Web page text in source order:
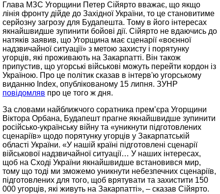
Глава МЗС Угорщини Петер Сійярто вважає, що якщо
лінія фронту дійде до Західної України, то це становитиме
серйозну загрозу для Будапешта. Тому в його інтересах
якнайшвидше зупинити бойові дії. Сійярто не вдаючись до
натяків заявив, що Угорщина має сценарії «воєнної
надзвичайної ситуації» з метою захисту і порятунку
угорців, які проживають на Закарпатті. Він також
припустив, що угорські військові можуть перейти кордон із
Україною. Про це політик сказав в інтерв'ю угорському
виданню Index, опублікованому 15 липня. ЗУНР
повідомляв про це того ж дня.
За словами найближчого соратника прем’єра Угорщини
Віктора Орбана, Будапешт прагне якнайшвидше зупинити
російсько-українську війну та «уникнути підготовлених
сценаріїв» щодо порятунку угорців у Закарпатській
області України. «У нашій країні підготовлені сценарії
військової надзвичайної ситуації… У наших інтересах,
щоб на Сході України якнайшвидше встановився мир,
тому що тоді ми зможемо уникнути небезпечних сценаріїв,
підготовлених для того, щоб врятувати та захистити 150
000 угорців, які живуть на Закарпатті», – сказав Сійярто.